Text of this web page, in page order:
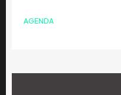
AGENDA